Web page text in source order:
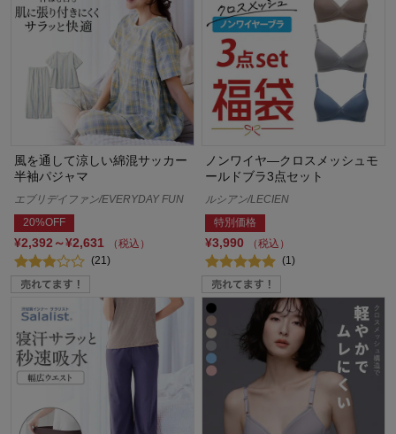
風を通して涼しい綿混サッカー
半袖パジャマ
エブリデイファン/EVERYDAY FUN
20%OFF
¥2,392～¥2,631
（税込）
(21)
ノンワイヤ―クロスメッシュモ
ールドブラ3点セット
ルシアン/LECIEN
特別価格
¥3,990
（税込）
(1)